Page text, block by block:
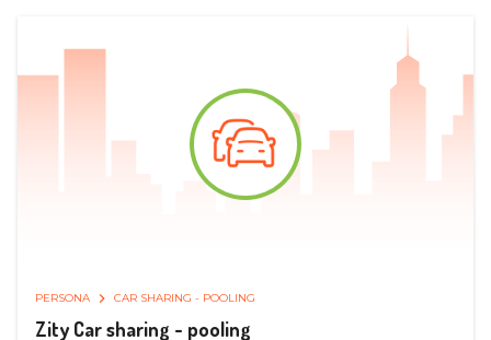
PERSONA CAR SHARING - POOLING
Zity Car sharing - pooling